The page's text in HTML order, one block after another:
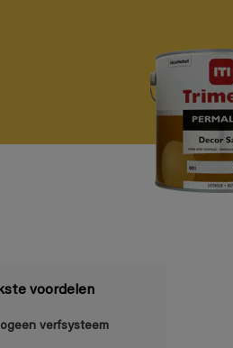
voordelen
verfsysteem